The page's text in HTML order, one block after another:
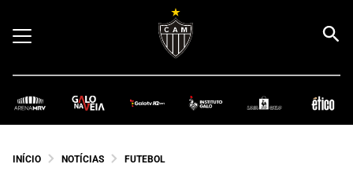
INÍCIO NOTÍCIAS FUTEBOL